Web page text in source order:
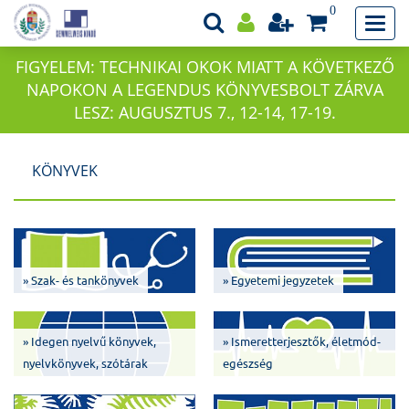
0
FIGYELEM: TECHNIKAI OKOK MIATT A KÖVETKEZŐ
NAPOKON A LEGENDUS KÖNYVESBOLT ZÁRVA
LESZ: AUGUSZTUS 7., 12-14, 17-19.
KÖNYVEK
» Szak- és tankönyvek » Egyetemi jegyzetek
» Idegen nyelvű könyvek,
nyelvkönyvek, szótárak
» Ismeretterjesztők, életmód-
egészség